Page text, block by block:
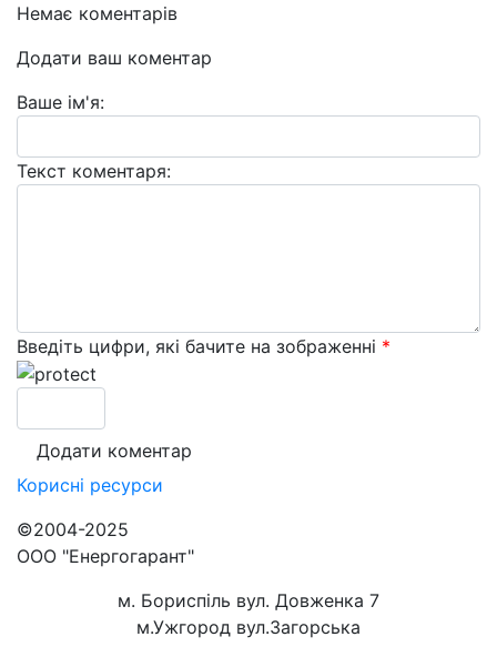
Немає коментарів
Додати ваш коментар
Ваше ім'я:
Текст коментаря:
Введіть цифри, які бачите на зображенні *
Корисні ресурси
©2004-2025
ООО "Енергогарант"
м. Бориспіль вул. Довженка 7
м.Ужгород вул.Загорська